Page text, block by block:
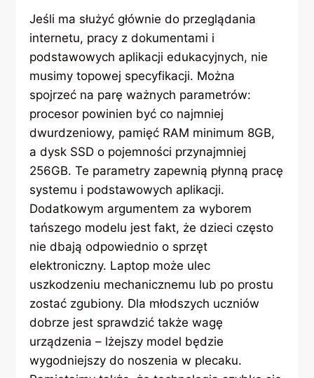
Jeśli ma służyć głównie do przeglądania
internetu, pracy z dokumentami i
podstawowych aplikacji edukacyjnych, nie
musimy topowej specyfikacji. Można
spojrzeć na parę ważnych parametrów:
procesor powinien być co najmniej
dwurdzeniowy, pamięć RAM minimum 8GB,
a dysk SSD o pojemności przynajmniej
256GB. Te parametry zapewnią płynną pracę
systemu i podstawowych aplikacji.
Dodatkowym argumentem za wyborem
tańszego modelu jest fakt, że dzieci często
nie dbają odpowiednio o sprzęt
elektroniczny. Laptop może ulec
uszkodzeniu mechanicznemu lub po prostu
zostać zgubiony. Dla młodszych uczniów
dobrze jest sprawdzić także wagę
urządzenia – lżejszy model będzie
wygodniejszy do noszenia w plecaku.